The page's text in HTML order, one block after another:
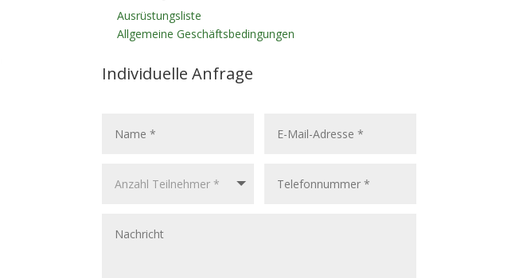
Ausrüstungsliste
Allgemeine Geschäftsbedingungen
Individuelle Anfrage